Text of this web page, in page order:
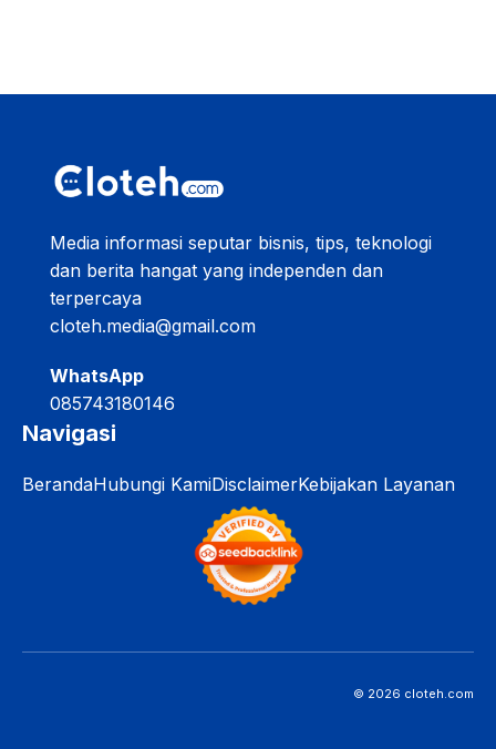
Media informasi seputar bisnis, tips, teknologi
dan berita hangat yang independen dan
terpercaya
cloteh.media@gmail.com
WhatsApp
085743180146
Navigasi
BerandaHubungi KamiDisclaimerKebijakan Layanan
© 2026 cloteh.com